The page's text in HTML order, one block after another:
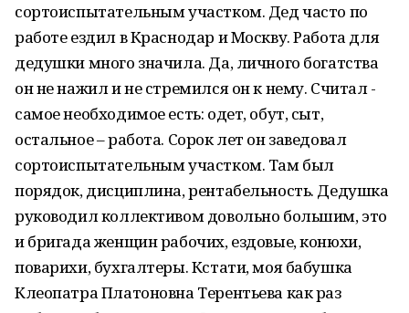
сортоиспытательным участком. Дед часто по
работе ездил в Краснодар и Москву. Работа для
дедушки много значила. Да, личного богатства
он не нажил и не стремился он к нему. Считал -
самое необходимое есть: одет, обут, сыт,
остальное – работа. Сорок лет он заведовал
сортоиспытательным участком. Там был
порядок, дисциплина, рентабельность. Дедушка
руководил коллективом довольно большим, это
и бригада женщин рабочих, ездовые, конюхи,
поварихи, бухгалтеры. Кстати, моя бабушка
Клеопатра Платоновна Терентьева как раз